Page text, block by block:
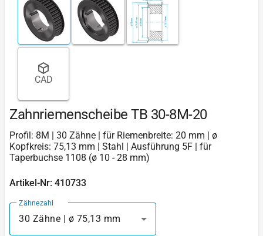
CAD
Zahnriemenscheibe TB 30-8M-20
Profil: 8M | 30 Zähne | für Riemenbreite: 20 mm | ø
Kopfkreis: 75,13 mm | Stahl | Ausführung 5F | für
Taperbuchse 1108 (ø 10 - 28 mm)
Artikel-Nr: 410733
Zähnezahl
30 Zähne | ø 75,13 mm